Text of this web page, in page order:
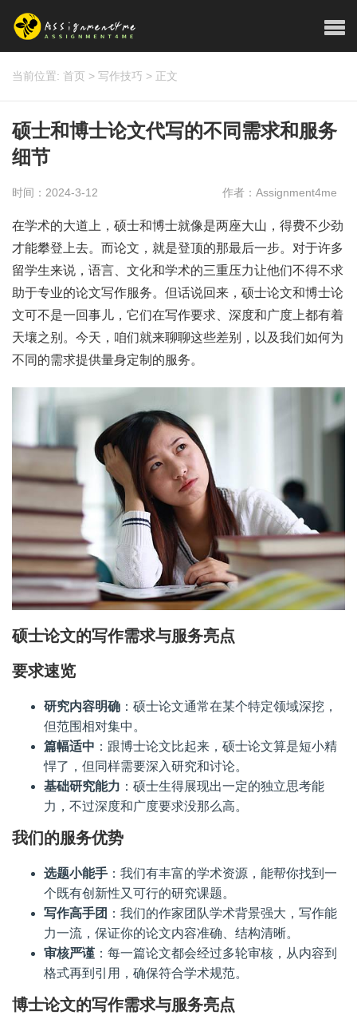
当前位置: 首页 > 写作技巧 > 正文
硕士和博士论文代写的不同需求和服务
细节
时间：2024-3-12 作者：Assignment4me
在学术的大道上，硕士和博士就像是两座大山，得费不少劲
才能攀登上去。而论文，就是登顶的那最后一步。对于许多
留学生来说，语言、文化和学术的三重压力让他们不得不求
助于专业的论文写作服务。但话说回来，硕士论文和博士论
文可不是一回事儿，它们在写作要求、深度和广度上都有着
天壤之别。今天，咱们就来聊聊这些差别，以及我们如何为
不同的需求提供量身定制的服务。
硕士论文的写作需求与服务亮点
要求速览
研究内容明确 ：硕士论文通常在某个特定领域深挖，
但范围相对集中。
篇幅适中 ：跟博士论文比起来，硕士论文算是短小精
悍了，但同样需要深入研究和讨论。
基础研究能力 ：硕士生得展现出一定的独立思考能
力，不过深度和广度要求没那么高。
我们的服务优势
选题小能手 ：我们有丰富的学术资源，能帮你找到一
个既有创新性又可行的研究课题。
写作高手团 ：我们的作家团队学术背景强大，写作能
力一流，保证你的论文内容准确、结构清晰。
审核严谨 ：每一篇论文都会经过多轮审核，从内容到
格式再到引用，确保符合学术规范。
博士论文的写作需求与服务亮点